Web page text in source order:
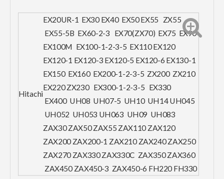
Hitachi
EX20UR-1 EX30 EX40 EX50 EX55 ZX55
EX55-5B EX60-2-3 EX70(ZX70) EX75 EX90
EX100M EX100-1-2-3-5 EX110 EX120
EX120-1 EX120-3 EX120-5 EX120-6 EX130-1
EX150 EX160 EX200-1-2-3-5 ZX200 ZX210
EX220 ZX230 EX300-1-2-3-5 EX330
EX400 UH08 UH07-5 UH10 UH14 UH045
UH052 UH053 UH063 UH09 UH083
ZAX30 ZAX50 ZAX55 ZAX110 ZAX120
ZAX200 ZAX200-1 ZAX210 ZAX240 ZAX250
ZAX270 ZAX330 ZAX330C ZAX350 ZAX360
ZAX450 ZAX450-3 ZAX450-6 FH220 FH330